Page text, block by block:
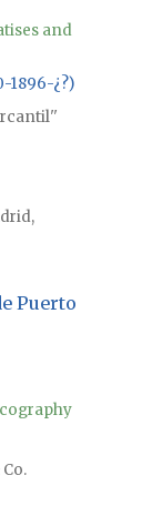
and
1896-¿?)
Puerto